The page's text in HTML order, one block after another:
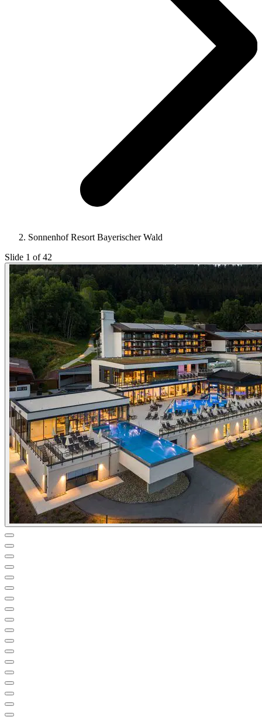
Sonnenhof Resort Bayerischer Wald
Slide 1 of 42